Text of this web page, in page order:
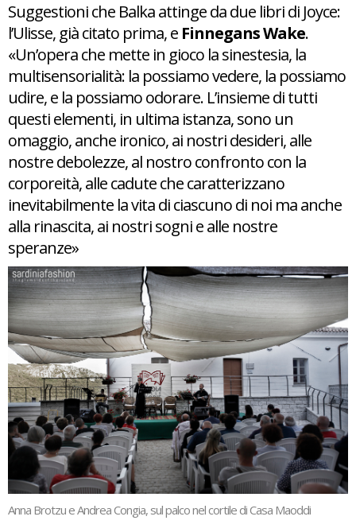
Suggestioni che Balka attinge da due libri di Joyce:
l’Ulisse, già citato prima, e Finnegans Wake.
«Un’opera che mette in gioco la sinestesia, la
multisensorialità: la possiamo vedere, la possiamo
udire, e la possiamo odorare. L’insieme di tutti
questi elementi, in ultima istanza, sono un
omaggio, anche ironico, ai nostri desideri, alle
nostre debolezze, al nostro confronto con la
corporeità, alle cadute che caratterizzano
inevitabilmente la vita di ciascuno di noi ma anche
alla rinascita, ai nostri sogni e alle nostre
speranze»
Anna Brotzu e Andrea Congia, sul palco nel cortile di Casa Maoddi